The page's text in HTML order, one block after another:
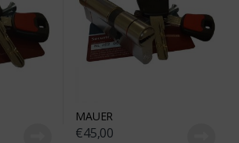
MAUER
€45,00